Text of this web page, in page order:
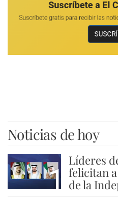
Noticias de hoy
1
Líderes
felicitan
de la